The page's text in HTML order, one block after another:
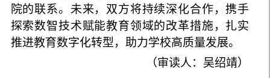
院的联系。未来，双方将持续深化合作，携手
探索数智技术赋能教育领域的改革措施，扎实
推进教育数字化转型，助力学校高质量发展。
（审读人：吴绍靖）